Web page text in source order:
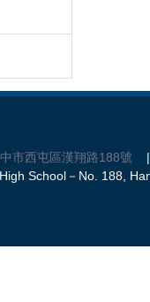
市西屯區漢翔路188號 |
School－No. 188,